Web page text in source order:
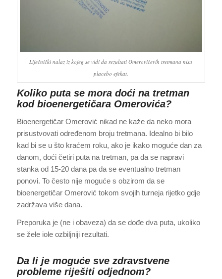
Liječnički nalaz iz kojeg se vidi da rezultati Omerovićevih tretmana nisu
placebo efekat.
Koliko puta se mora doći na tretman
kod bioenergetičara Omerovića?
Bioenergetičar Omerović nikad ne kaže da neko mora
prisustvovati određenom broju tretmana. Idealno bi bilo
kad bi se u što kraćem roku, ako je ikako moguće dan za
danom, doći četiri puta na tretman, pa da se napravi
stanka od 15-20 dana pa da se eventualno tretman
ponovi. To često nije moguće s obzirom da se
bioenergetičar Omerović tokom svojih turneja rijetko gdje
zadržava više dana.
Preporuka je (ne i obaveza) da se dođe dva puta, ukoliko
se žele iole ozbiljniji rezultati.
Da li je moguće sve zdravstvene
probleme riješiti odjednom?